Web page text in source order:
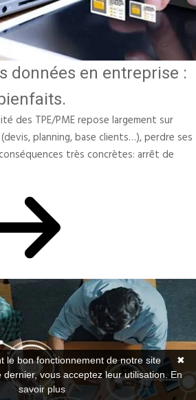
données en entreprise :
des TPE/PME repose largement sur
planning, base clients…), perdre ses
très concrètes: arrêt de
✖
le bon fonctionnement de notre site
dernier, vous acceptez leur utilisation. En
savoir plus